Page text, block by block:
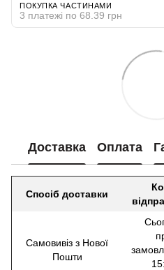
ПОКУПКА ЧАСТИНАМИ
3 платежі по 68.39 грн
Доставка Оплата
Спосіб доставки
Самовивіз з Нової
Пошти